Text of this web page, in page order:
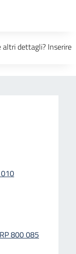
800 085